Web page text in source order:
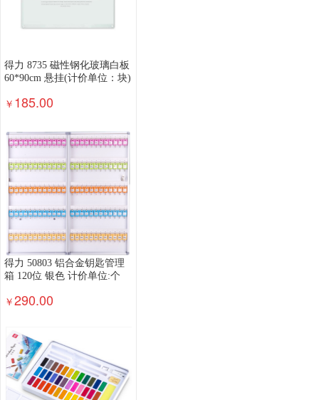
得力 8735 磁性钢化玻璃白板
60*90cm 悬挂(计价单位：块)
￥ 185.00
得力 50803 铝合金钥匙管理
箱 120位 银色 计价单位:个
￥290.00